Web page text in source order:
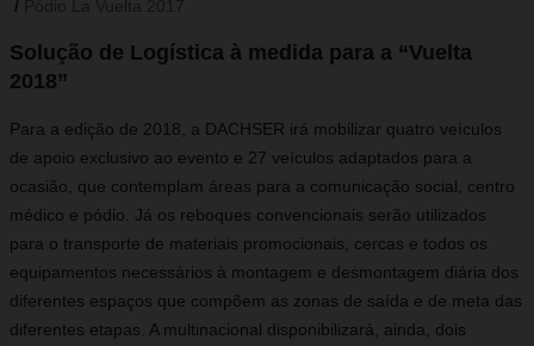
Solução de Logística à medida para a “Vuelta
2018”
Para a edição de 2018, a DACHSER irá mobilizar quatro veículos
de apoio exclusivo ao evento e 27 veículos adaptados para a
ocasião, que contemplam áreas para a comunicação social, centro
médico e pódio. Já os reboques convencionais serão utilizados
para o transporte de materiais promocionais, cercas e todos os
equipamentos necessários à montagem e desmontagem diária dos
diferentes espaços que compõem as zonas de saída e de meta das
diferentes etapas. A multinacional disponibilizará, ainda, dois